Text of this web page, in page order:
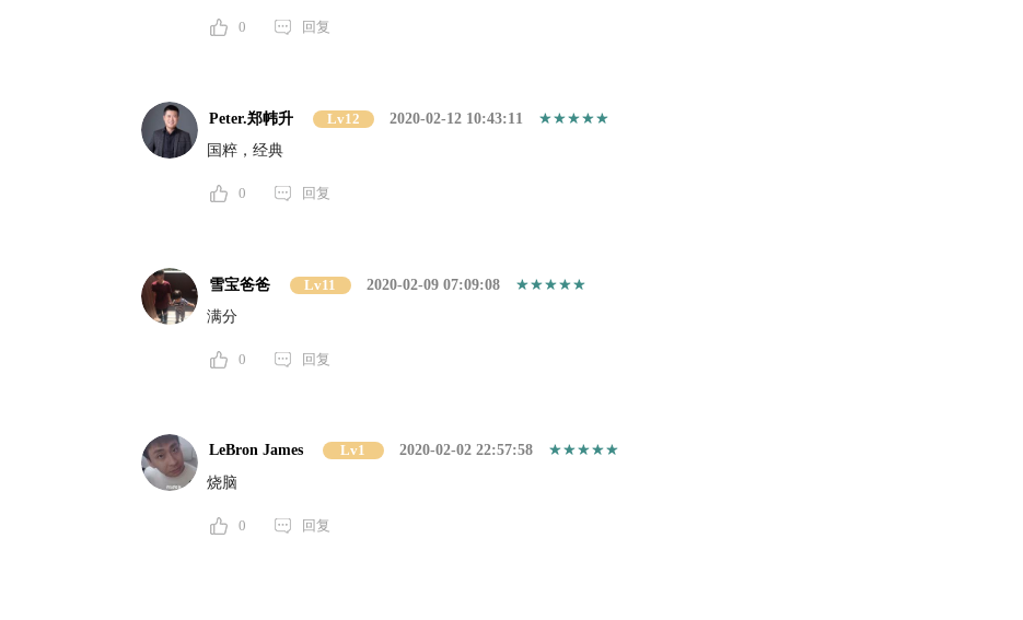
0 回复
Peter.郑帏升 Lv12
2020-02-12 10:43:11
国粹，经典
0 回复
雪宝爸爸 Lv11
2020-02-09 07:09:08
满分
0 回复
LeBron James Lv1
2020-02-02 22:57:58
烧脑
0 回复